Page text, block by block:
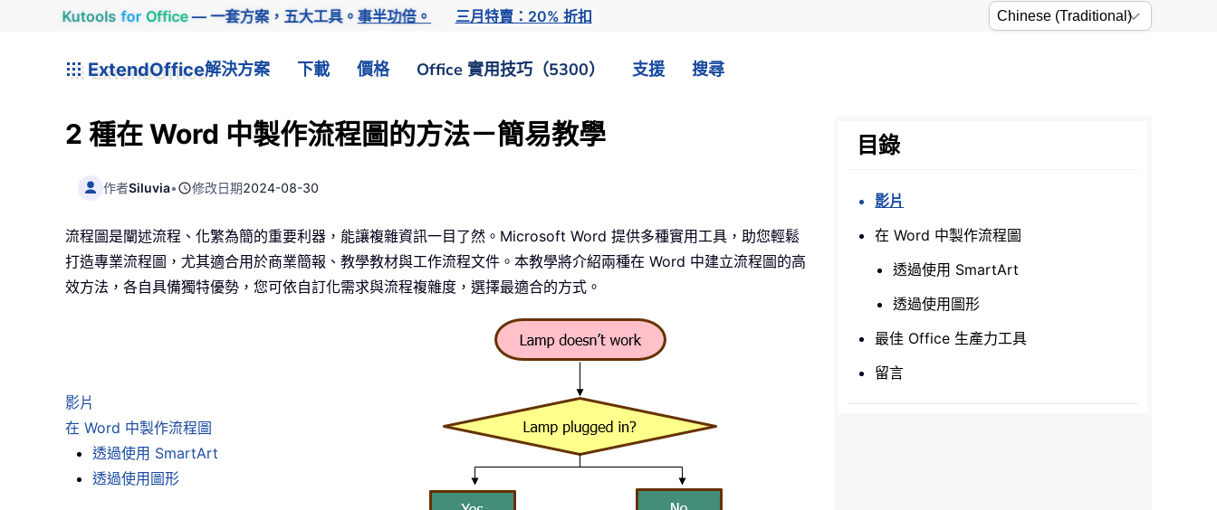
Kutools for Office— 一套方案，五大工具。事半功倍。 三月特賣：20% 折扣
ExtendOffice解決方案 下載 價格 Office 實用技巧（5300） 支援 搜尋
2 種在 Word 中製作流程圖的方法－簡易教學
作者Siluvia• 修改日期2024-08-30
流程圖是闡述流程、化繁為簡的重要利器，能讓複雜資訊一目了然。Microsoft Word 提供多種實用工具，助您輕鬆
打造專業流程圖，尤其適合用於商業簡報、教學教材與工作流程文件。本教學將介紹兩種在 Word 中建立流程圖的高
效方法，各自具備獨特優勢，您可依自訂化需求與流程複雜度，選擇最適合的方式。
影片
在 Word 中製作流程圖
透過使用 SmartArt
透過使用圖形
目錄
影片
在 Word 中製作流程圖
透過使用 SmartArt
透過使用圖形
最佳 Office 生產力工具
留言